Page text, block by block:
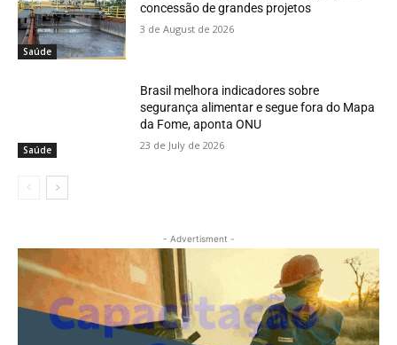
Saúde
concessão de grandes projetos
3 de August de 2026
Saúde
Brasil melhora indicadores sobre
segurança alimentar e segue fora do Mapa
da Fome, aponta ONU
23 de July de 2026
- Advertisment -